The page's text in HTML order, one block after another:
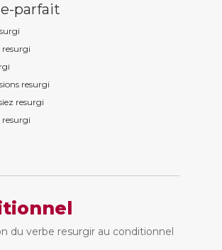
parfait
i
resurgi
i
resurgi
resurgi
resurgi
du verbe resurgir au conditionnel